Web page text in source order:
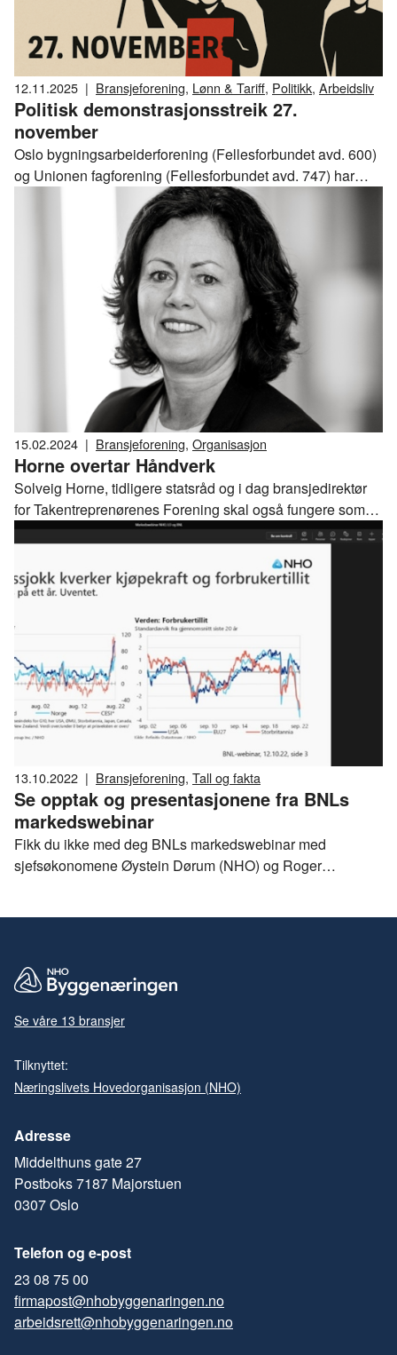
12.11.2025 | Bransjeforening, Lønn & Tariff, Politikk, Arbeidsliv
Politisk demonstrasjonsstreik 27.
november
Oslo bygningsarbeiderforening (Fellesforbundet avd. 600)
og Unionen fagforening (Fellesforbundet avd. 747) har
orientert NHO Byggenæringen om at LO i Oslo og LO i
Bergen har tatt initiativ til en politisk streik for Palestina.
15.02.2024 | Bransjeforening, Organisasjon
Horne overtar Håndverk
Solveig Horne, tidligere statsråd og i dag bransjedirektør
for Takentreprenørenes Forening skal også fungere som
ny prosjektleder for NHO Byggenæringen Håndverk.
13.10.2022 | Bransjeforening, Tall og fakta
Se opptak og presentasjonene fra BNLs
markedswebinar
Fikk du ikke med deg BNLs markedswebinar med
sjefsøkonomene Øystein Dørum (NHO) og Roger
Se våre 13 bransjer
Tilknyttet:
Næringslivets Hovedorganisasjon (NHO)
Adresse
Middelthuns gate 27
Postboks 7187 Majorstuen
0307 Oslo
Telefon og e-post
23 08 75 00
firmapost@nhobyggenaringen.no
arbeidsrett@nhobyggenaringen.no